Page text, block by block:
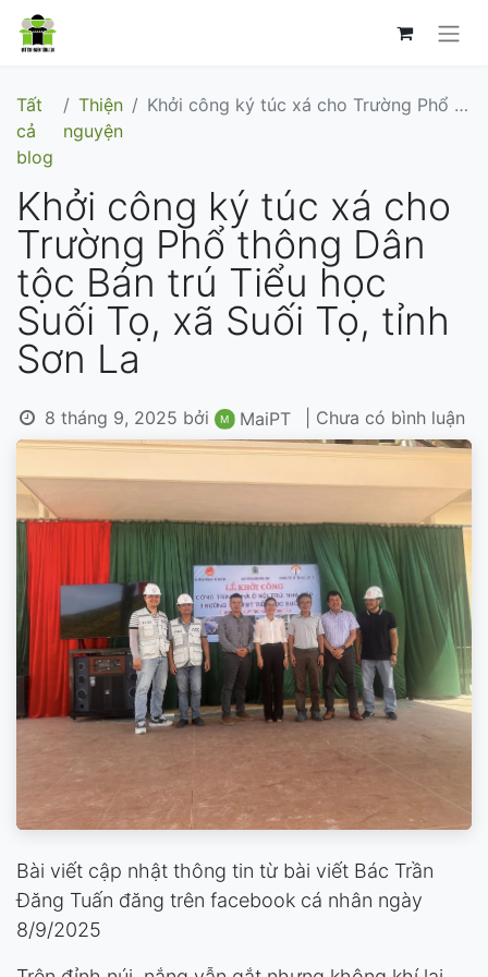
Tất
cả
blog
Thiện
nguyện
Khởi công ký túc xá cho Trường Phổ thông Dân tộc Bán trú Tiểu học Suối Tọ, xã Suối Tọ, tỉnh Sơn La
Khởi công ký túc xá cho
Trường Phổ thông Dân
tộc Bán trú Tiểu học
Suối Tọ, xã Suối Tọ, tỉnh
Sơn La
8 tháng 9, 2025 bởi MaiPT | Chưa có bình luận
Bài viết cập nhật thông tin từ bài viết Bác Trần
Đăng Tuấn đăng trên facebook cá nhân ngày
8/9/2025